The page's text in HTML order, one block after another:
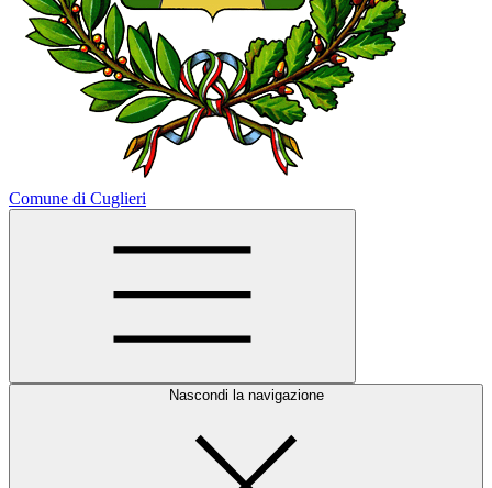
Comune di Cuglieri
Nascondi la navigazione